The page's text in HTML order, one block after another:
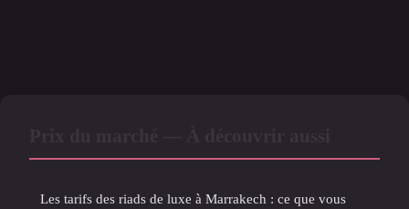
Les tarifs des riads de luxe à Marrakech : ce que vous